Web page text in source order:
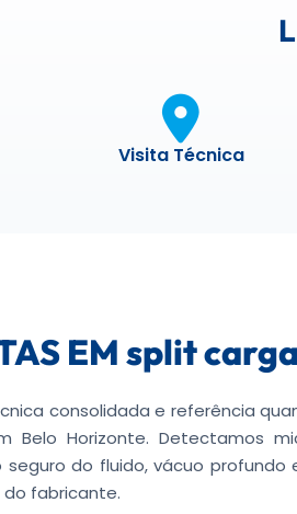
Visita Técnica
EM split
consolidada e referência
Belo Horizonte. Detectamos
seguro do fluido, vácuo profundo
fabricante.